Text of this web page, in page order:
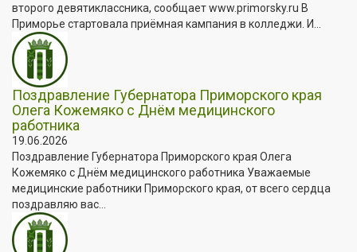
второго девятиклассника, сообщает www.primorsky.ru В
Приморье стартовала приёмная кампания в колледжи. И...
Поздравление Губернатора Приморского края
Олега Кожемяко с Днём медицинского
работника
19.06.2026
Поздравление Губернатора Приморского края Олега
Кожемяко с Днём медицинского работника Уважаемые
медицинские работники Приморского края, от всего сердца
поздравляю вас...